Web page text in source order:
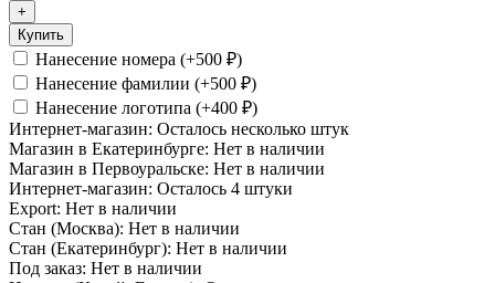
+
Купить
Нанесение номера (+500 ₽)
Нанесение фамилии (+500 ₽)
Нанесение логотипа (+400 ₽)
Интернет-магазин: Осталось несколько штук
Магазин в Екатеринбурге: Нет в наличии
Магазин в Первоуральске: Нет в наличии
Интернет-магазин: Осталось 4 штуки
Export: Нет в наличии
Стан (Москва): Нет в наличии
Стан (Екатеринбург): Нет в наличии
Под заказ: Нет в наличии